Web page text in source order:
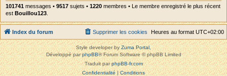
101741 messages • 9517 sujets • 1220 membres • Le membre enregistré le plus récent
est Bouillou123
Index du forum Heures au format UTC+02:00
Supprimer les cookies
Style developer byZuma Portal,
Développé parphpBB® Forum Software © phpBB Limited
Traduit parphpBB-fr.com
Confidentialité|Conditions